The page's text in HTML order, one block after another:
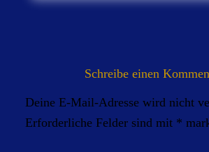
Schreibe einen
Deine E-Mail-Adresse wird nicht
Erforderliche Felder sind mit *